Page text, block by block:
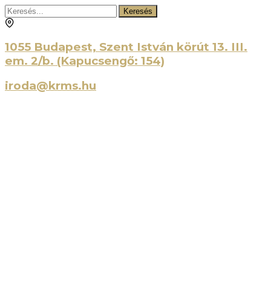
Keresés
1055 Budapest, Szent István körút 13. III.
em. 2/b. (Kapucsengő: 154)
iroda@krms.hu